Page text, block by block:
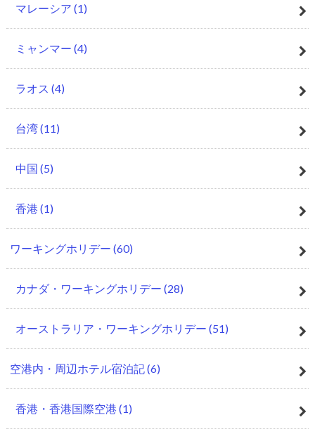
マレーシア (1)
ミャンマー (4)
ラオス (4)
台湾(11)
中国 (5)
香港 (1)
ワーキングホリデー (60)
カナダ・ワーキングホリデー (28)
オーストラリア・ワーキングホリデー (51)
空港内・周辺ホテル宿泊記(6)
香港・香港国際空港 (1)